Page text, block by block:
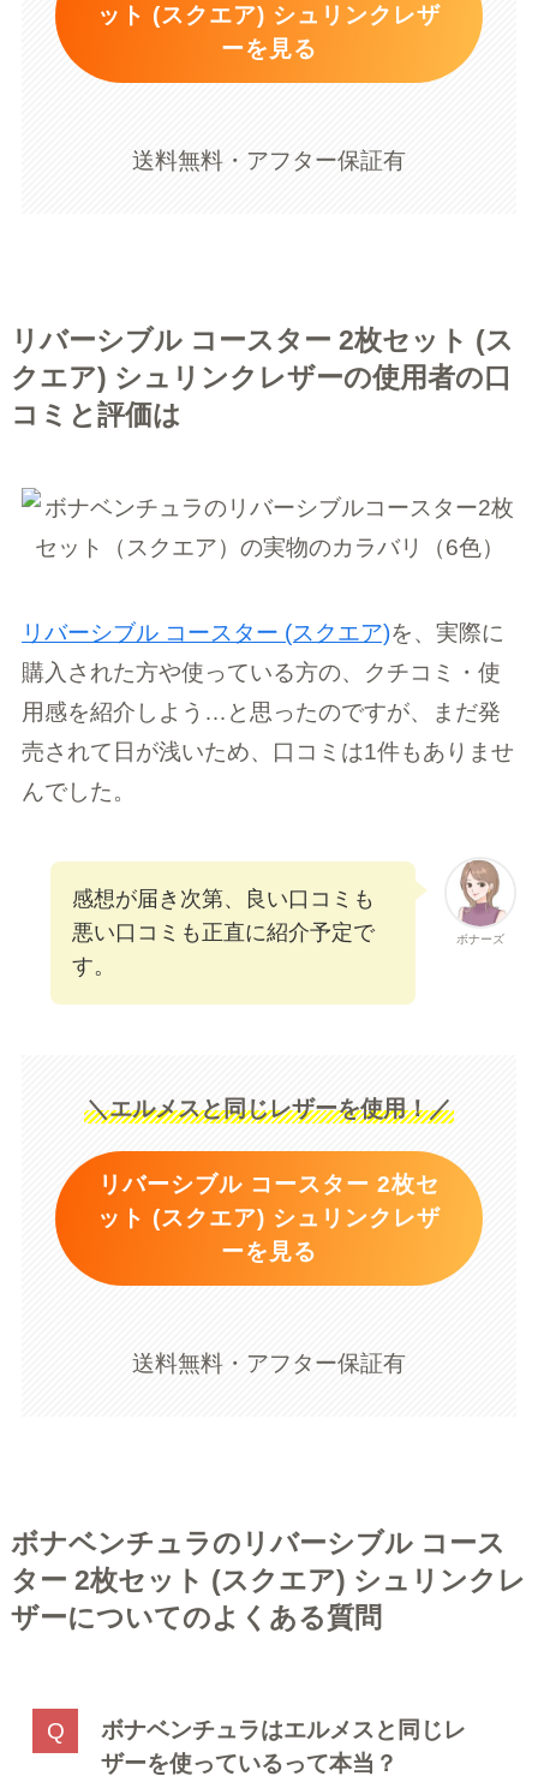
ット (スクエア) シュリンクレザ
ーを見る
送料無料・アフター保証有
リバーシブル コースター 2枚セット (ス
クエア) シュリンクレザーの使用者の口
コミと評価は
リバーシブル コースター (スクエア)を、実際に
購入された方や使っている方の、クチコミ・使
用感を紹介しよう…と思ったのですが、まだ発
売されて日が浅いため、口コミは1件もありませ
んでした。
ボナーズ
感想が届き次第、良い口コミも
悪い口コミも正直に紹介予定で
す。
＼エルメスと同じレザーを使用！／
リバーシブル コースター 2枚セ
ット (スクエア) シュリンクレザ
ーを見る
送料無料・アフター保証有
ボナベンチュラのリバーシブル コース
ター 2枚セット (スクエア) シュリンクレ
ザーについてのよくある質問
ボナベンチュラはエルメスと同じレ
ザーを使っているって本当？